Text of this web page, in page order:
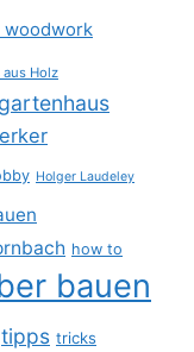
woodwork
aus Holz
gartenhaus
Holger Laudeley
how to
bauen
tipps tricks